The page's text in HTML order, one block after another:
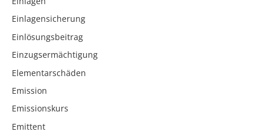
Einlagensicherung
Einlösungsbeitrag
Einzugsermächtigung
Elementarschäden
Emission
Emissionskurs
Emittent